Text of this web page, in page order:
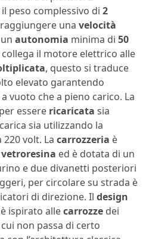
peso complessivo di 2
una velocità
autonomia minima di 50
collega il motore elettrico alle
, questo si traduce
elevato garantendo
vuoto che a pieno carico. La
essere ricaricata sia
sia utilizzando la
220 volt. La carrozzeria è
vetroresina ed è dotata di un
e due divanetti posteriori
per circolare su strada è
di direzione. Il design
è ispirato allecarrozze dei
non passa di certo